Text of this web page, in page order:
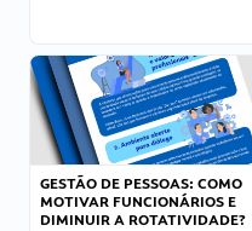
GESTÃO DE PESSOAS: COMO
MOTIVAR FUNCIONÁRIOS E
DIMINUIR A ROTATIVIDADE?